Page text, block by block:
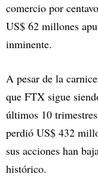
comercio por
US$ 62 millones
inminente.
A pesar de la
que FTX sigue
últimos 10
perdió US$ 432
sus acciones han
histórico.